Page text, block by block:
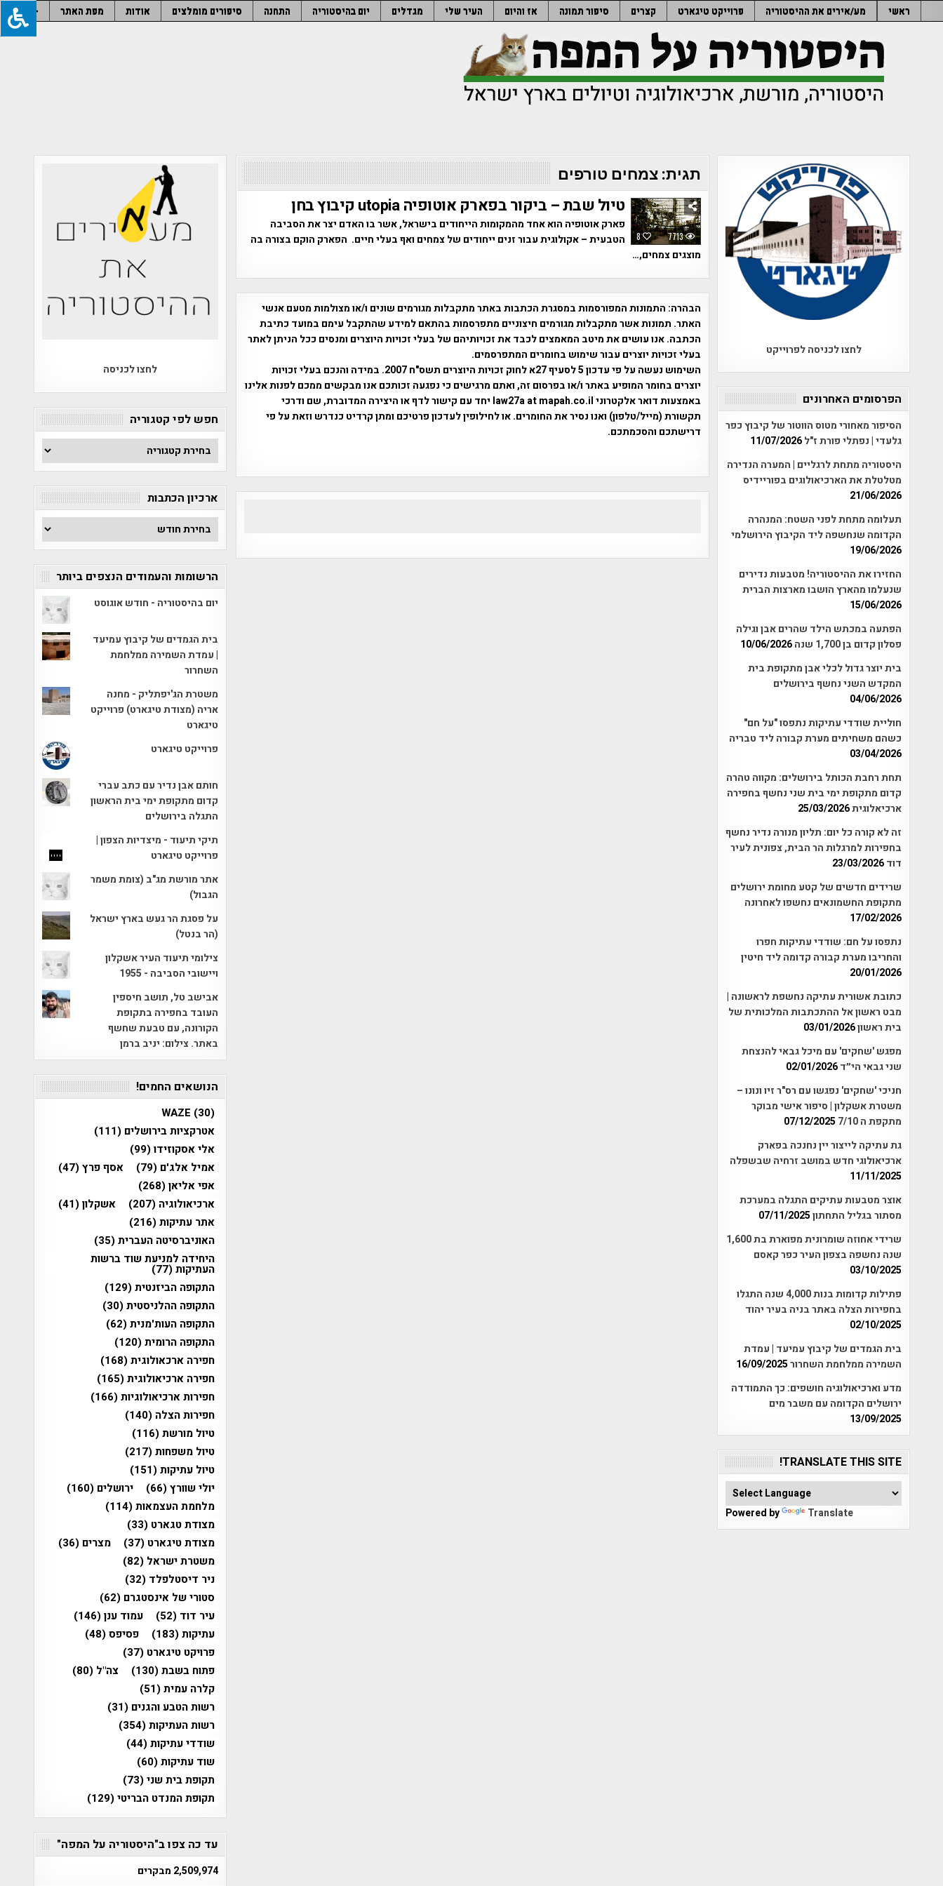
to
ראשי מע/אירים את ההיסטוריה פרוייקט טיגארט קצרים סיפור תמונה אז והיום העיר שלי מגדלים יום בהיסטוריה התחנה סיפורים מומלצים אודות מפת האתר –
תגית:צמחים טורפים
8 7713
טיול שבת – ביקור בפארק אוטופיה utopia קיבוץ בחן
פארק אוטופיה הוא אחד מהמקומות הייחודים בישראל, אשר בו האדם יצר את הסביבה
הטבעית – אקולוגית עבור זנים ייחודים של צמחים ואף בעלי חיים. הפארק הוקם בצורה בה
מוצגים צמחים,…
הבהרה: התמונות המפורסמות במסגרת הכתבות באתר מתקבלות מגורמים שונים ו/או מצולמות מטעם אנשי
האתר. תמונות אשר מתקבלות מגורמים חיצוניים מתפרסמות בהתאם למידע שהתקבל עימם במועד כתיבת
הכתבה. אנו עושים את מיטב המאמצים לכבד את זכויותיהם של בעלי זכויות היוצרים ומנסים ככל הניתן לאתר
בעלי זכויות יוצרים עבור שימוש בחומרים המתפרסמים.
השימוש נעשה על פי עדכון 5 לסעיף 27א לחוק זכויות היוצרים תשס"ח 2007. במידה והנכם בעלי זכויות
יוצרים בחומר המופיע באתר ו/או בפרסום זה, ואתם מרגישים כי נפגעה זכותכם אנו מבקשים ממכם לפנות אלינו
באמצעות דואר אלקטרוני law27a at mapah.co.il יחד עם קישור לדף או היצירה המדוברת, שם ודרכי
תקשורת (מייל/טלפון) ואנו נסיר את החומרים. או לחילופין לעדכון פרטיכם ומתן קרדיט כנדרש וזאת על פי
דרישתכם והסכמתכם.
לחצו לכניסה לפרוייקט
הפרסומים האחרונים
הסיפור מאחורי מטוס הווטור של קיבוץ כפר
גלעדי | נפתלי פורת ז"ל11/07/2026
היסטוריה מתחת לרגליים | המערה הנדירה
מטלטלת את הארכיאולוגים בפוריידיס
21/06/2026
תעלומה מתחת לפני השטח: המנהרה
הקדומה שנחשפה ליד הקיבוץ הירושלמי
19/06/2026
החזירו את ההיסטוריה! מטבעות נדירים
שנעלמו מהארץ הושבו מארצות הברית
15/06/2026
הפתעה במכתש הילד שהרים אבן וגילה
פסלון קדום בן 1,700 שנה
10/06/2026
בית יוצר גדול לכלי אבן מתקופת בית
המקדש השני נחשף בירושלים
04/06/2026
חוליית שודדי עתיקות נתפסו "על חם"
כשהם משחיתים מערת קבורה ליד טבריה
03/04/2026
תחת רחבת הכותל בירושלים: מקווה טהרה
קדום מתקופת ימי בית שני נחשף בחפירה
ארכיאלוגית25/03/2026
זה לא קורה כל יום: תליון מנורה נדיר נחשף
בחפירות למרגלות הר הבית, צפונית לעיר
דוד23/03/2026
שרידים חדשים של קטע מחומת ירושלים
מתקופת החשמונאים נחשפו לאחרונה
17/02/2026
נתפסו על חם: שודדי עתיקות חפרו
והחריבו מערת קבורה קדומה ליד חיטין
20/01/2026
כתובת אשורית עתיקה נחשפת לראשונה |
מבט ראשון אל ההתכתבות המלכותית של
בית ראשון03/01/2026
מפגש 'שחקים' עם מיכל גבאי להנצחת
שני גבאי הי״ד02/01/2026
חניכי 'שחקים' נפגשו עם רס"ר זיו ונונו –
משטרת אשקלון | סיפור אישי מבוקר
מתקפת ה 7/10
07/12/2025
גת עתיקה לייצור יין נחנכה בפארק
ארכיאולוגי חדש במושב זרחיה שבשפלה
11/11/2025
אוצר מטבעות עתיקים התגלה במערכת
מסתור בגליל התחתון07/11/2025
שרידי אחוזה שומרונית מפוארת בת 1,600
שנה נחשפה בצפון העיר כפר קאסם
03/10/2025
פתילות קדומות בנות 4,000 שנה התגלו
בחפירות הצלה באתר בניה בעיר יהוד
02/10/2025
בית הגמדים של קיבוץ עמיעד | עמדת
השמירה ממלחמת השחרור16/09/2025
מדע וארכיאולוגיה חושפים: כך התמודדה
ירושלים הקדומה עם משבר מים
13/09/2025
TRANSLATE THIS SITE!
Powered by Translate
לחצו לכניסה
חפש לפי קטגוריה
חפש
לפי
קטגוריה
ארכיון הכתבות
ארכיון
הכתבות
הרשומות והעמודים הנצפים ביותר
יום בהיסטוריה - חודש אוגוסט
בית הגמדים של קיבוץ עמיעד
| עמדת השמירה ממלחמת
השחרור
משטרת הג'יפתליק - מחנה
אריה (מצודת טיגארט) פרוייקט
טיגארט
פרוייקט טיגארט
חותם אבן נדיר עם כתב עברי
קדום מתקופת ימי בית הראשון
התגלה בירושלים
תיקי תיעוד - מיצדיות הצפון |
פרוייקט טיגארט
אתר מורשת מג"ב (צומת משמר
הגבול)
על פסגת הר געש בארץ ישראל
(הר בנטל)
צילומי תיעוד העיר אשקלון
ויישובי הסביבה - 1955
אבישב טל, תושב חיספין
העובד בחפירה בתקופת
הקורונה, עם טבעת שחשף
באתר. צילום: יניב ברמן
הנושאים החמים!
WAZE (30)
אטרקציות בירושלים (111)
אלי אסקוזידו(99)
אמיל אלג'ם (79) אסף פרץ(47)
אפי אליאן(268)
ארכיאולוגיה (207) אשקלון(41)
אתר עתיקות(216)
האוניברסיטה העברית(35)
היחידה למניעת שוד ברשות
העתיקות(77)
התקופה הביזנטית(129)
התקופה ההלניסטית(30)
התקופה העות'מנית(62)
התקופה הרומית(120)
חפירה ארכאולוגית(168)
חפירה ארכיאולוגית(165)
חפירות ארכיאולוגיות(166)
חפירות הצלה (140)
טיול מורשת(116)
טיול משפחות(217)
טיול עתיקות(151)
יולי שוורץ(66) ירושלים (160)
מלחמת העצמאות(114)
מצודת טגארט (33)
מצודת טיגארט (37) מצרים (36)
משטרת ישראל (82)
ניר דיסטלפלד (32)
סטורי של אינסטגרם (62)
עיר דוד (52) עמוד ענן(146)
עתיקות(183) פסיפס(48)
פרויקט טיגארט (37)
פתוח בשבת(130) צה"ל (80)
קלרה עמית(51)
רשות הטבע והגנים (31)
רשות העתיקות(354)
שודדי עתיקות(44)
שוד עתיקות(60)
תקופת בית שני(73)
תקופת המנדט הבריטי(129)
עד כה צפו ב"היסטוריה על המפה"
2,509,974 מבקרים